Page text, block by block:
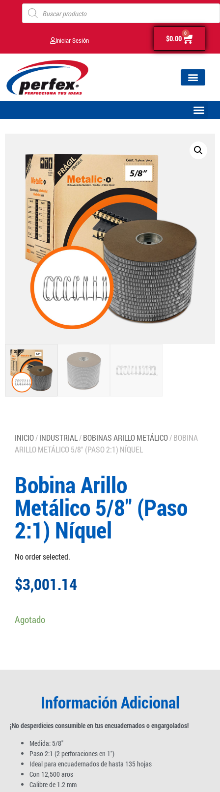
Iniciar Sesión $0.00
0
INICIO/INDUSTRIAL/BOBINAS ARILLO METÁLICO/ BOBINA
ARILLO METÁLICO 5/8″ (PASO 2:1) NÍQUEL
Bobina Arillo
Metálico 5/8″ (Paso
2:1) Níquel
No order selected.
$3,001.14
Agotado
Información Adicional
¡No desperdicies consumible en tus encuadernados o engargolados!
Medida: 5/8″
Paso 2:1 (2 perforaciones en 1″)
Ideal para encuadernados de hasta 135 hojas
Con 12,500 aros
Calibre de 1.2 mm